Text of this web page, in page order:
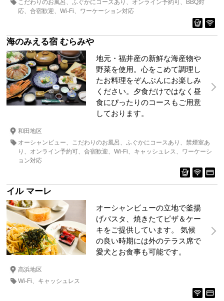
こだわりのお風呂
ふぐかにコースあり オンライン予約可
BBQ対
応
合宿歓迎 Wi-Fi ワーケーション対応
海のみえる宿 むらみや
地元・福井産の新鮮な海産物や
野菜を使用。心をこめて調理し
たお料理をぞんぶんにお楽しみ
ください。夕食だけではなく昼
食にぴったりのコースもご用意
しております。
和田地区
オーシャンビュー
こだわりのお風呂 ふぐかにコースあり
禁煙室あ
り
オンライン予約可 合宿歓迎 Wi-Fi キャッシュレス
ワーケーシ
ョン対応
イル マーレ
オーシャンビューの立地で釜揚
げパスタ、焼きたてピザ＆ケー
キをご提供しています。 気候
の良い時期には外のテラス席で
愛犬とお食事も可能です。
高浜地区
Wi-Fi
キャッシュレス